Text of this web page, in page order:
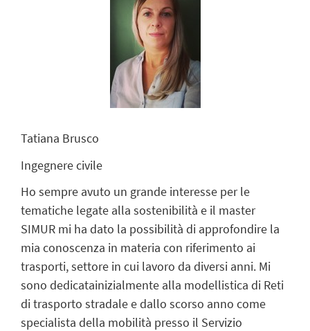
Tatiana Brusco
Ingegnere civile
Ho sempre avuto un grande interesse per le
tematiche legate alla sostenibilità e il master
SIMUR mi ha dato la possibilità di approfondire la
mia conoscenza in materia con riferimento ai
trasporti, settore in cui lavoro da diversi anni. Mi
sono dedicatainizialmente alla modellistica di Reti
di trasporto stradale e dallo scorso anno come
specialista della mobilità presso il Servizio